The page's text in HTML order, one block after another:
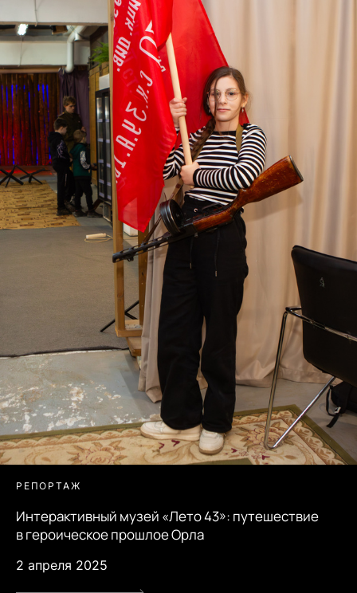
РЕПОРТАЖ
Интерактивный музей «Лето 43»: путешествие
в героическое прошлое Орла
2 апреля 2025